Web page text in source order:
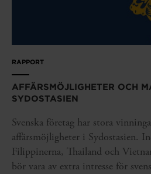
RAPPORT
AFFÄRSMÖJLIGHETER OCH
SYDOSTASIEN
Svenska företag har stora
affärsmöjligheter i Sydostasien.
Filippinerna, Thailand och
bör vara av extra intresse för